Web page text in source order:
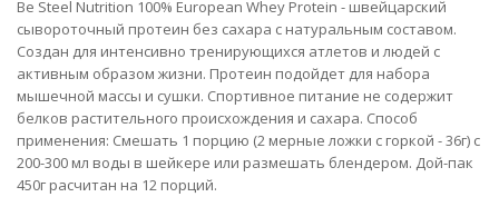
Be Steel Nutrition 100% European Whey Protein - швейцарский
сывороточный протеин без сахара с натуральным составом.
Создан для интенсивно тренирующихся атлетов и людей с
активным образом жизни. Протеин подойдет для набора
мышечной массы и сушки. Спортивное питание не содержит
белков растительного происхождения и сахара. Способ
применения: Cмешать 1 порцию (2 мерные ложки с горкой - 36г) с
200-300 мл воды в шейкере или размешать блендером. Дой-пак
450г расчитан на 12 порций.